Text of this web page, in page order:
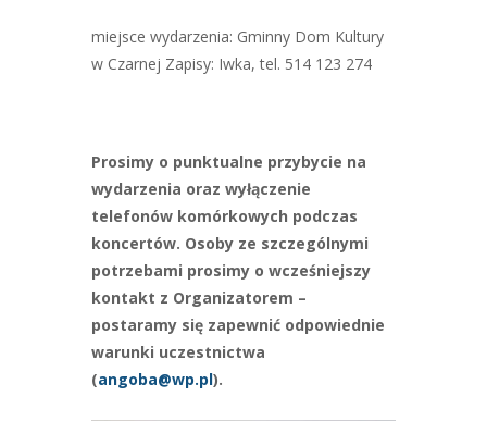
miejsce wydarzenia: Gminny Dom Kultury
w Czarnej Zapisy: Iwka, tel. 514 123 274
Prosimy o punktualne przybycie na
wydarzenia oraz wyłączenie
telefonów komórkowych podczas
koncertów. Osoby ze szczególnymi
potrzebami prosimy o wcześniejszy
kontakt z Organizatorem –
postaramy się zapewnić odpowiednie
warunki uczestnictwa
(angoba@wp.pl).